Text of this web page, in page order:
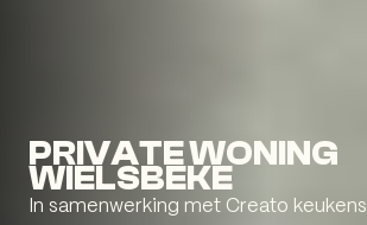
PRIVATE WONING
WIELSBEKE
In samenwerking met Creato keukens